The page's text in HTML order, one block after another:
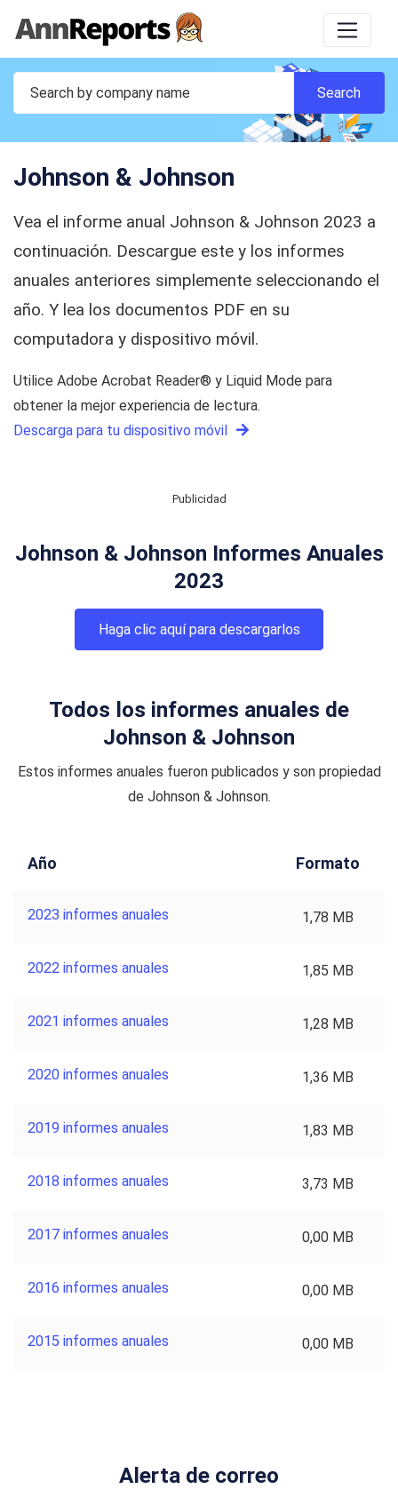
Johnson & Johnson
Vea el informe anual Johnson & Johnson 2023 a
continuación. Descargue este y los informes
anuales anteriores simplemente seleccionando el
año. Y lea los documentos PDF en su
computadora y dispositivo móvil.
Utilice Adobe Acrobat Reader® y Liquid Mode para
obtener la mejor experiencia de lectura.
Descarga para tu dispositivo móvil
Publicidad
Johnson & Johnson Informes Anuales
2023
Haga clic aquí para descargarlos
Todos los informes anuales de
Johnson & Johnson
Estos informes anuales fueron publicados y son propiedad
de Johnson & Johnson.
Año Formato
2023 informes anuales 1,78 MB
2022 informes anuales 1,85 MB
2021 informes anuales 1,28 MB
2020 informes anuales 1,36 MB
2019 informes anuales 1,83 MB
2018 informes anuales 3,73 MB
2017 informes anuales 0,00 MB
2016 informes anuales 0,00 MB
2015 informes anuales 0,00 MB
Alerta de correo